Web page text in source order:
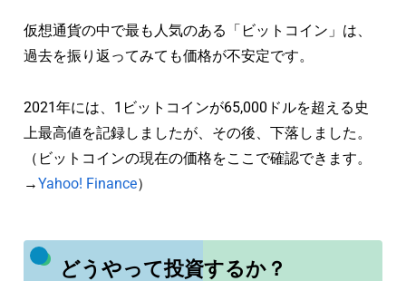
仮想通貨の中で最も人気のある「ビットコイン」は、
過去を振り返ってみても価格が不安定です。
2021年には、1ビットコインが65,000ドルを超える史
上最高値を記録しましたが、その後、下落しました。
（ビットコインの現在の価格をここで確認できます。
→Yahoo! Finance）
どうやって投資するか？